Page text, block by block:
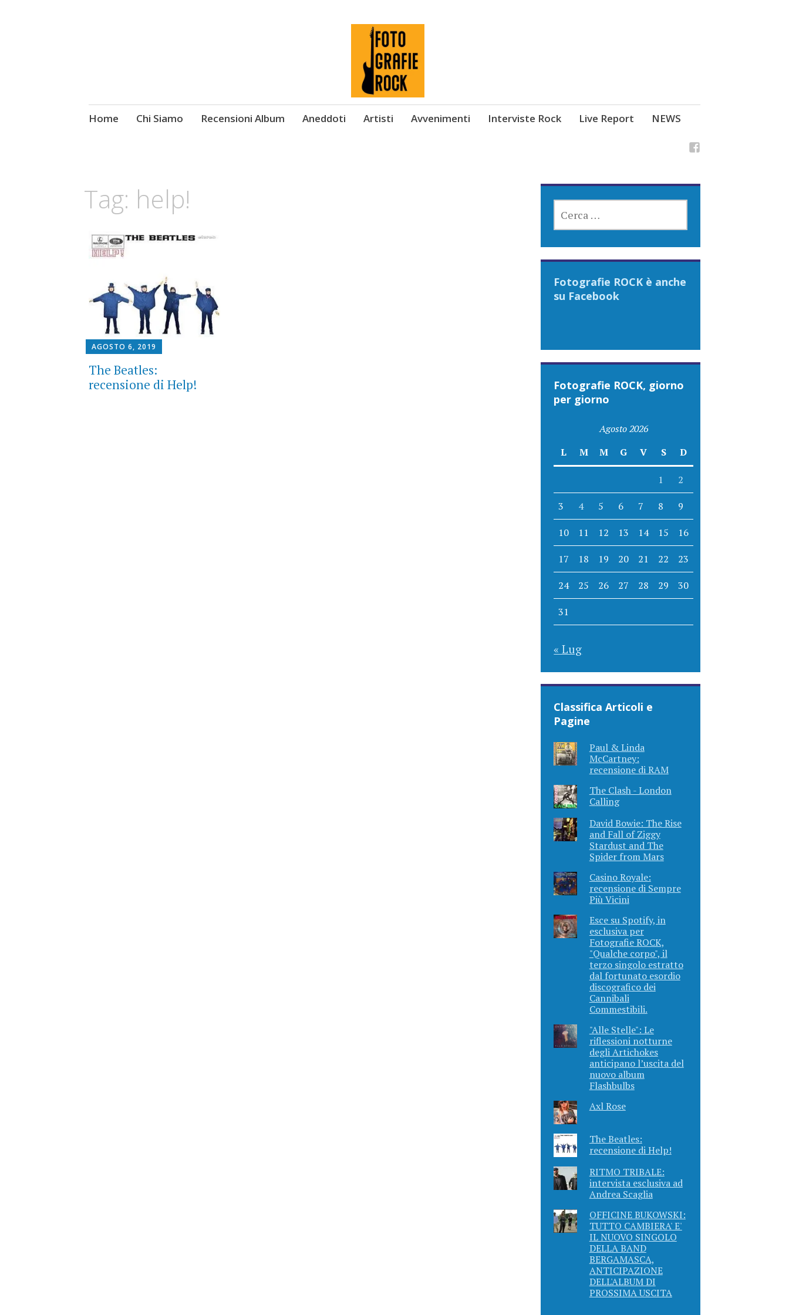
Skip
Home Chi Siamo Recensioni Album Aneddoti Artisti Avvenimenti Interviste Rock Live Report NEWS
Tag: help!
AGOSTO 6, 2019
The Beatles:
recensione di Help!
PER:
Fotografie ROCK è anche
su Facebook
Fotografie ROCK, giorno
per giorno
Agosto 2026
L
M M G V S D
1 2
3 4 5 6 7 8 9
10 11 12 13 14 15 16
17 18 19 20 21 22 23
24 25 26 27 28 29 30
31
« Lug
Classifica Articoli e
Pagine
Paul & Linda
McCartney:
recensione di RAM
The Clash - London
Calling
David Bowie: The Rise
and Fall of Ziggy
Stardust and The
Spider from Mars
Casino Royale:
recensione di Sempre
Più Vicini
Esce su Spotify, in
esclusiva per
Fotografie ROCK,
"Qualche corpo", il
terzo singolo estratto
dal fortunato esordio
discografico dei
Cannibali
Commestibili.
"Alle Stelle": Le
riflessioni notturne
degli Artichokes
anticipano l’uscita del
nuovo album
Flashbulbs
Axl Rose
The Beatles:
recensione di Help!
RITMO TRIBALE:
intervista esclusiva ad
Andrea Scaglia
OFFICINE BUKOWSKI:
TUTTO CAMBIERA' E'
IL NUOVO SINGOLO
DELLA BAND
BERGAMASCA,
ANTICIPAZIONE
DELL'ALBUM DI
PROSSIMA USCITA